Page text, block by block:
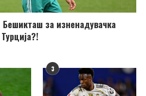
Бешикташ за изненадувачка
3